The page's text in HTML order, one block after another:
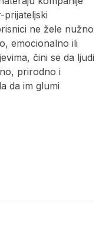
ne žele nužno
emocionalno ili
čini se da ljudi
prirodno i
da im glumi